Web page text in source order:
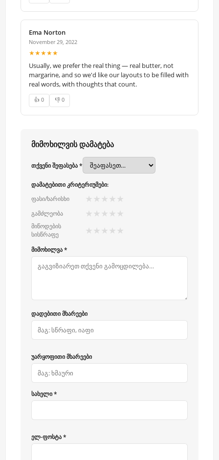
Ema Norton
November 29, 2022
★★★★★
Usually, we prefer the real thing — real butter, not
margarine, and so we'd like our layouts to be filled with
real words, with thoughts that count.
👍 0 👎 0
მიმოხილვის დამატება
თქვენი შეფასება *
დამატებითი კრიტერიუმები:
ფასი/ხარისხი
★ ★ ★ ★ ★
გამძლეობა ★ ★ ★ ★ ★
მიწოდების
სისწრაფე
★ ★ ★ ★ ★
მიმოხილვა *
დადებითი მხარეები
უარყოფითი მხარეები
სახელი *
ელ-ფოსტა *